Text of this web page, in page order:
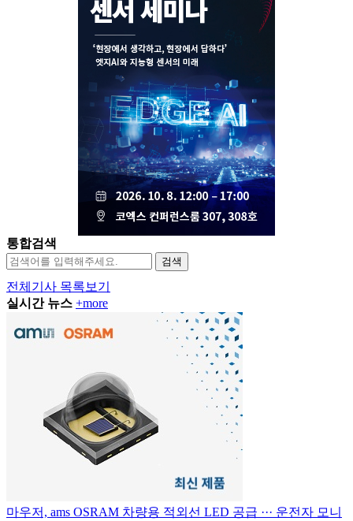
통합검색
검색
전체기사 목록보기
실시간 뉴스 +more
마우저, ams OSRAM 차량용 적외선 LED 공급 ··· 운전자 모니